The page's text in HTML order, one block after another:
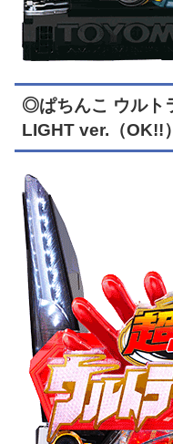
◎ぱちんこ ウルト
LIGHT ver.（OK!!）